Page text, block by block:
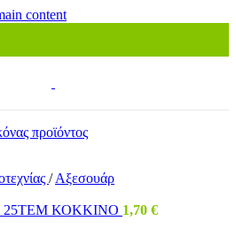
content
/ Αξεσουάρ
25ΤΕΜ ΚΟΚΚΙΝΟ 1,70 €